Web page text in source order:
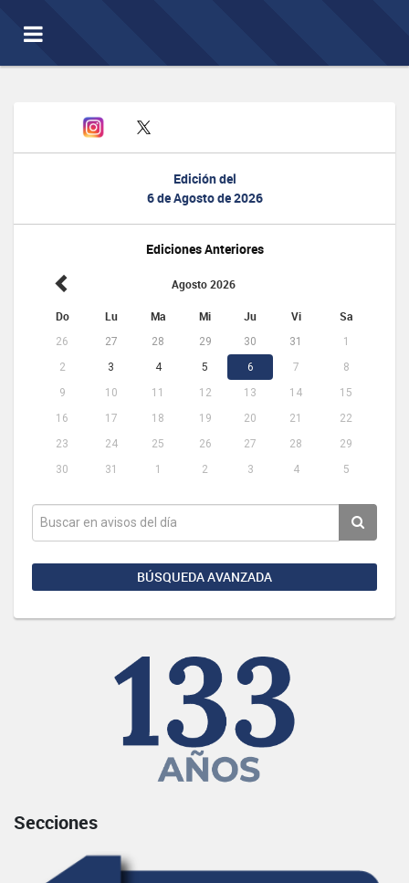
Toggle
navigation
Edición del
6 de Agosto de 2026
Ediciones Anteriores
Agosto 2026
Do Lu Ma Mi Ju Vi Sa
26 27 28 29 30 31
1
2
3 4 5 6 7
8
9
10 11 12 13 14
15
16
17 18 19 20 21
22
23
24 25 26 27 28
29
30
31 1 2 3 4 5
BÚSQUEDA AVANZADA
Secciones